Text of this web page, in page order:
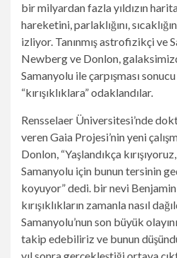
bir milyardan fazla yıldızın
hareketini, parlaklığını,
izliyor. Tanınmış astrofizikçi ve
Newberg ve Donlon,
Samanyolu ile çarpışması
“kırışıklıklara” odaklandılar.
Rensselaer Üniversitesi’nde
veren Gaia Projesi’nin yeni
Donlon, “Yaşlandıkça
Samanyolu için bunun tersinin
koyuyor” dedi. bir nevi
kırışıklıkların zamanla nasıl
Samanyolu’nun son büyük
takip edebiliriz ve bunun